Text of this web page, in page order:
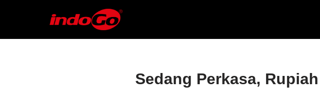
to
Sedang Perkasa,